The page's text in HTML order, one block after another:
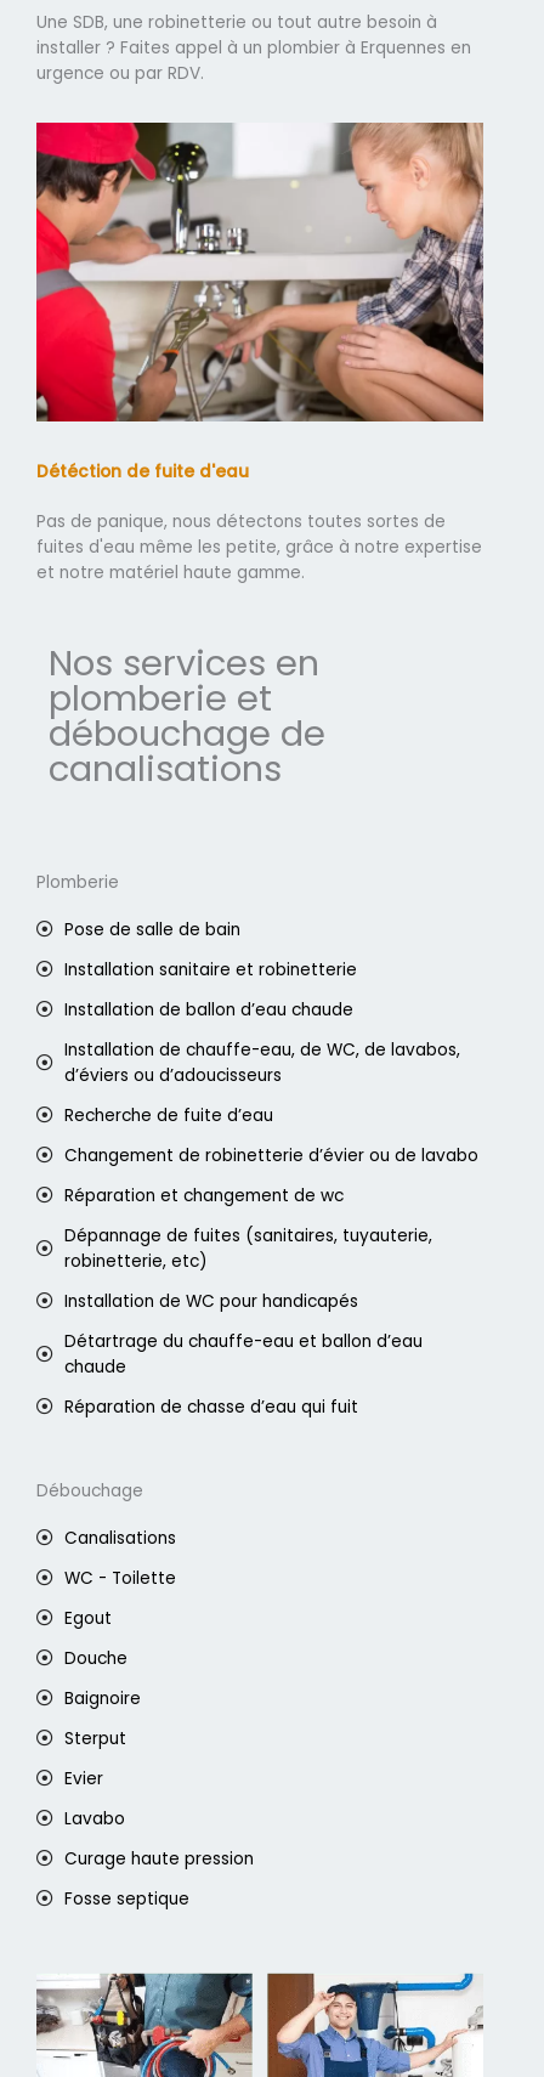
Une SDB, une robinetterie ou tout autre besoin à
installer ? Faites appel à un plombier à Erquennes en
urgence ou par RDV.
Détéction de fuite d'eau
Pas de panique, nous détectons toutes sortes de
fuites d'eau même les petite, grâce à notre expertise
et notre matériel haute gamme.
Nos services en
plomberie et
débouchage de
canalisations
Plomberie
Pose de salle de bain
Installation sanitaire et robinetterie
Installation de ballon d’eau chaude
Installation de chauffe-eau, de WC, de lavabos,
d’éviers ou d’adoucisseurs
Recherche de fuite d’eau
Changement de robinetterie d’évier ou de lavabo
Réparation et changement de wc
Dépannage de fuites (sanitaires, tuyauterie,
robinetterie, etc)
Installation de WC pour handicapés
Détartrage du chauffe-eau et ballon d’eau
chaude
Réparation de chasse d’eau qui fuit
Débouchage
Canalisations
WC - Toilette
Egout
Douche
Baignoire
Sterput
Evier
Lavabo
Curage haute pression
Fosse septique